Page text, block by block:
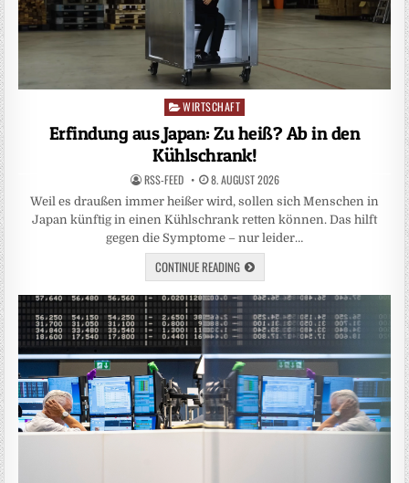
Posted
in
WIRTSCHAFT
Erfindung aus Japan: Zu heiß? Ab in den
Kühlschrank!
RSS-FEED 8. AUGUST 2026
Weil es draußen immer heißer wird, sollen sich Menschen in
Japan künftig in einen Kühlschrank retten können. Das hilft
gegen die Symptome – nur leider…
CONTINUE READING